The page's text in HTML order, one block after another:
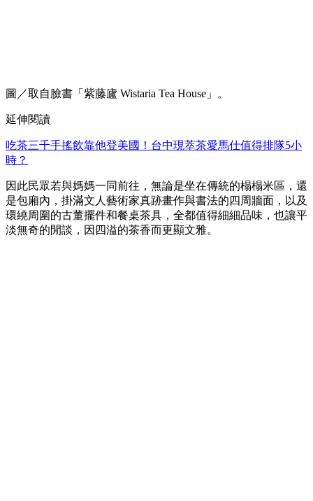
圖／取自臉書「紫藤廬 Wistaria Tea House」。
延伸閱讀
吃茶三千手搖飲靠他登美國！台中現萃茶愛馬仕值得排隊5小
時？
因此民眾若與媽媽一同前往，無論是坐在傳統的榻榻米區，還
是包廂內，掛滿文人藝術家真跡畫作與書法的四周牆面，以及
環繞周圍的古董擺件和餐桌茶具，全都值得細細品味，也讓平
淡無奇的閒談，因四溢的茶香而更顯文雅。